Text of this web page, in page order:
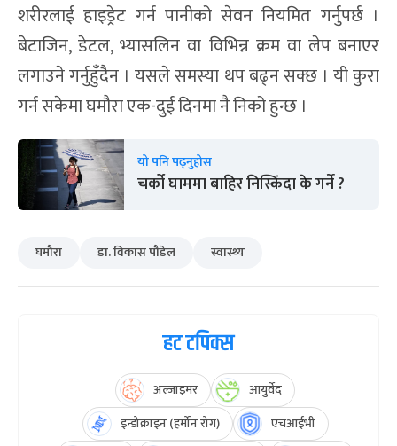
शरीरलाई हाइड्रेट गर्न पानीको सेवन नियमित गर्नुपर्छ ।
बेटाजिन, डेटल, भ्यासलिन वा विभिन्न क्रम वा लेप बनाएर
लगाउने गर्नुहुँदैन । यसले समस्या थप बढ्न सक्छ । यी कुरा
गर्न सकेमा घमौरा एक-दुई दिनमा नै निको हुन्छ ।
यो पनि पढ्नुहोस
चर्को घाममा बाहिर निस्किंदा के गर्ने ?
घमौरा डा. विकास पौडेल स्वास्थ्य
हट टपिक्स
अल्जाइमर
आयुर्वेद
इन्डोक्राइन (हर्मोन रोग)
एचआईभी